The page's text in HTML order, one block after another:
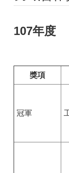
107年度
獎項
冠軍